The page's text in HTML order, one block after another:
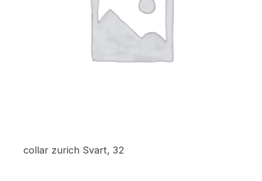
collar zurich Svart, 32